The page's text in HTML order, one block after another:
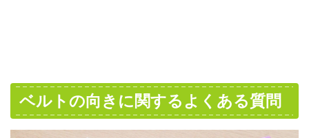
ベルトの向きに関するよくある質問